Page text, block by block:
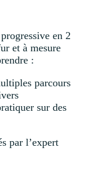
en 2
et à mesure
:
parcours
sur des
par l’expert